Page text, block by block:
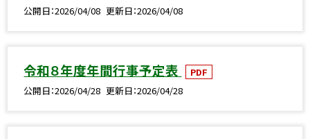
公開日 2026/04/08 更新日 2026/04/08
令和８年度年間行事予定表
PDF
公開日 2026/04/28 更新日 2026/04/28